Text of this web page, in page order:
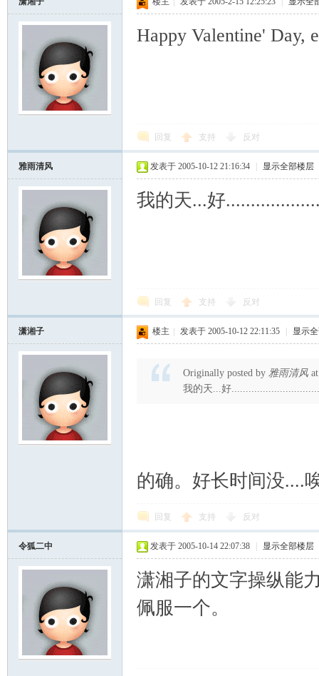
Happy Valentine' Day,
回复 支持 反对
雅雨清风 发表于 2005-10-12 21:16:34 显示全部楼层
我的天...好
回复 支持 反对
潇湘子 楼主 发表于 2005-10-12 22:11:35 显示
Originally posted by 雅雨清风
我的天...好
的确。好长时间没....
回复 支持 反对
令狐二中 发表于 2005-10-14 22:07:38 显示全部楼层
潇湘子的文字操纵能
佩服一个。